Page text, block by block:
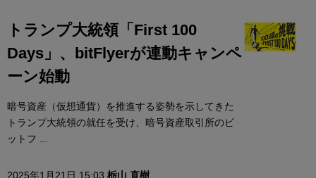
トランプ大統領「First 100
Days」、bitFlyerが連動キャンペ
ーン始動
暗号資産（仮想通貨）を推進する姿勢を示してきた
トランプ大統領の就任を受け、暗号資産取引所のビ
ットフ ...
2025年1月21日 15:03 栃山 直樹